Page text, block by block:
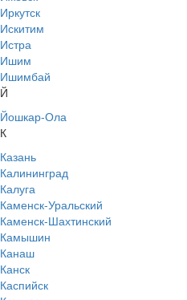
Иркутск
Искитим
Истра
Ишим
Ишимбай
Й
Йошкар-Ола
К
Казань
Калининград
Калуга
Каменск-Уральский
Каменск-Шахтинский
Камышин
Канаш
Канск
Каспийск